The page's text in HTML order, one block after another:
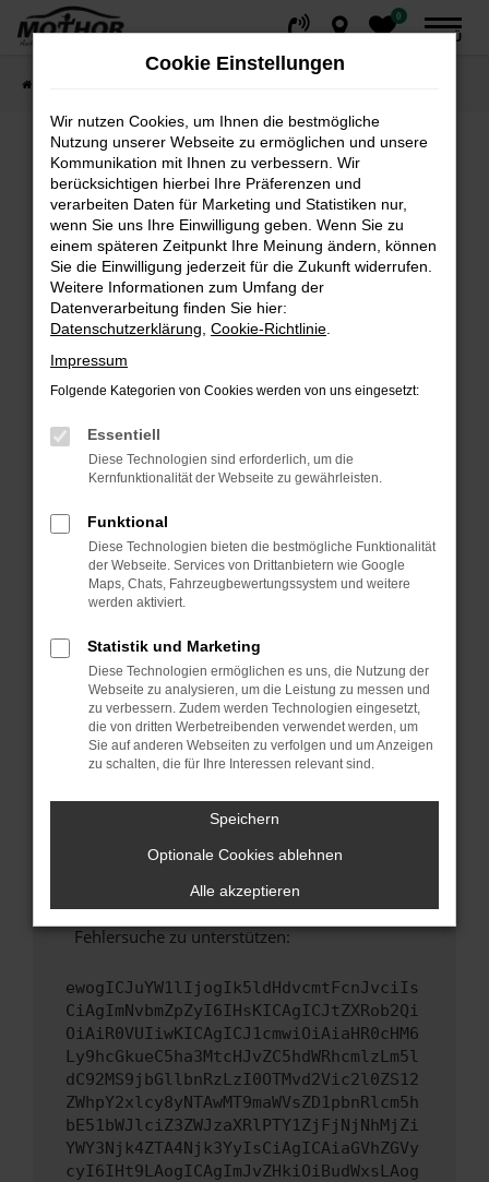
Zum
0
MENÜ
Fehler: Network Error
Beim Laden ist ein Fehler aufgetreten.
Hier sind ein paar Tipps, die dir helfen können:
Überprüfe deine Firewall und deine
Internetverbindung.
Suchmaschine?
Manche Erweiterungen, wie Werbeblocker,
können das Laden bestimmter Seiten
verhindern. Funktioniert die Seite in einem
Fenster?
Starte dein Gerät neu.
Das kann manchmal helfen, vorübergehende
Probleme zu beheben.
Stelle sicher, dass dein Browser und dein
Betriebssystem auf dem neuesten Stand
sind.
Veraltete Software birgt nicht nur ein
Sicherheitsrisiko, sondern kann auch dazu
führen, dass bestimmte Funktionen nicht mehr
Wende dich an den Webseitenbetreiber.
hast, kontaktiere uns bitte. Wir werden
versuchen, das Problem zu beheben. Du kannst
uns diesen Text schicken, um uns bei der
Fehlersuche zu unterstützen:
ewogICJuYW1lIjogIk5ldHdvcmtFcnJvciIs
CiAgImNvbmZpZyI6IHsKICAgICJtZXRob2Qi
OiAiR0VUIiwKICAgICJ1cmwiOiAiaHR0cHM6
Ly9hcGkueC5ha3MtcHJvZC5hdWRhcmlzLm5l
dC92MS9jbGllbnRzLzI0OTMvd2Vic2l0ZS12
ZWhpY2xlcy8yNTAwMT9maWVsZD1pbnRlcm5h
bE51bWJlciZ3ZWJzaXRlPTY1ZjFjNjNhMjZi
YWY3Njk4ZTA4Njk3YyIsCiAgICAiaGVhZGVy
cyI6IHt9LAogICAgImJvZHkiOiBudWxsLAog
Cookie Einstellungen
Wir nutzen Cookies, um Ihnen die bestmögliche
Nutzung unserer Webseite zu ermöglichen und unsere
Kommunikation mit Ihnen zu verbessern. Wir
berücksichtigen hierbei Ihre Präferenzen und
verarbeiten Daten für Marketing und Statistiken nur,
wenn Sie uns Ihre Einwilligung geben. Wenn Sie zu
einem späteren Zeitpunkt Ihre Meinung ändern, können
Sie die Einwilligung jederzeit für die Zukunft widerrufen.
Weitere Informationen zum Umfang der
Datenverarbeitung finden Sie hier:
Datenschutzerklärung Cookie-Richtlinie
Impressum
Folgende Kategorien von Cookies werden von uns eingesetzt:
Essentiell
Diese Technologien sind erforderlich, um die
Kernfunktionalität der Webseite zu gewährleisten.
Funktional
Diese Technologien bieten die bestmögliche Funktionalität
der Webseite. Services von Drittanbietern wie Google
Maps, Chats, Fahrzeugbewertungssystem und weitere
werden aktiviert.
Statistik und Marketing
Diese Technologien ermöglichen es uns, die Nutzung der
Webseite zu analysieren, um die Leistung zu messen und
zu verbessern. Zudem werden Technologien eingesetzt,
die von dritten Werbetreibenden verwendet werden, um
Sie auf anderen Webseiten zu verfolgen und um Anzeigen
zu schalten, die für Ihre Interessen relevant sind.
Speichern
Optionale Cookies ablehnen
Alle akzeptieren